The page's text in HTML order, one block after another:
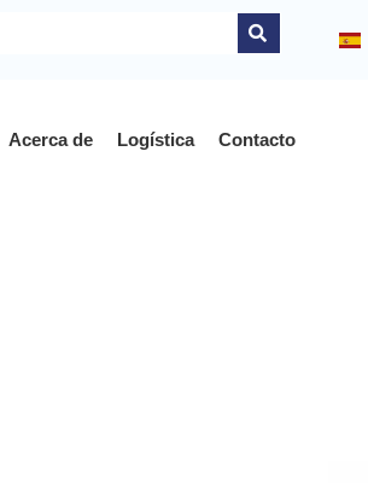
Acerca de Logística Contacto